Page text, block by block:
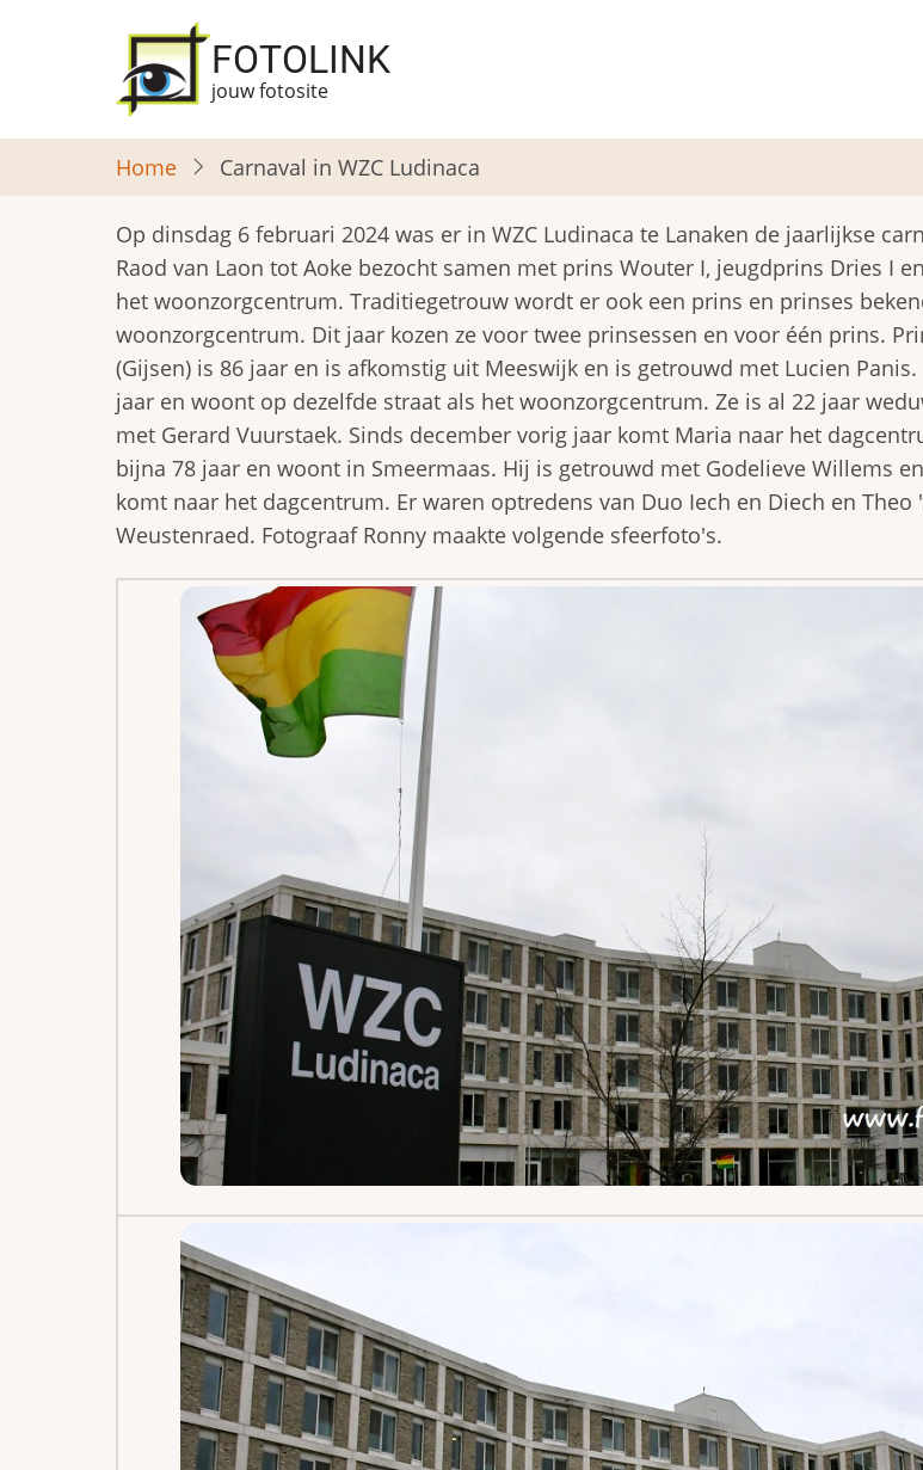
FOTOLINK
jouw fotosite
Home Carnaval in WZC Ludinaca
Op dinsdag 6 februari 2024 was er in WZC Ludinaca te Lanaken de jaarlijkse
Raod van Laon tot Aoke bezocht samen met prins Wouter I, jeugdprins Dries I
het woonzorgcentrum. Traditiegetrouw wordt er ook een prins en prinses
woonzorgcentrum. Dit jaar kozen ze voor twee prinsessen en voor één prins.
(Gijsen) is 86 jaar en is afkomstig uit Meeswijk en is getrouwd met Lucien
jaar en woont op dezelfde straat als het woonzorgcentrum. Ze is al 22 jaar
met Gerard Vuurstaek. Sinds december vorig jaar komt Maria naar het
bijna 78 jaar en woont in Smeermaas. Hij is getrouwd met Godelieve Willems
komt naar het dagcentrum. Er waren optredens van Duo Iech en Diech en
Weustenraed. Fotograaf Ronny maakte volgende sfeerfoto's.